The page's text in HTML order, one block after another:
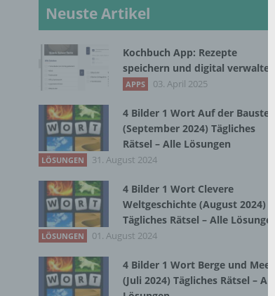
Neuste Artikel
Kochbuch App: Rezepte
speichern und digital verwalten
APPS 03. April 2025
4 Bilder 1 Wort Auf der Baustelle
(September 2024) Tägliches
Rätsel – Alle Lösungen
LÖSUNGEN 31. August 2024
4 Bilder 1 Wort Clevere
Weltgeschichte (August 2024)
Tägliches Rätsel – Alle Lösungen
LÖSUNGEN 01. August 2024
4 Bilder 1 Wort Berge und Meer
(Juli 2024) Tägliches Rätsel – Alle